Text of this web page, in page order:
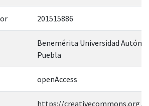
201515886
Benemérita Universidad
Puebla
openAccess
https://creativecommons.org/